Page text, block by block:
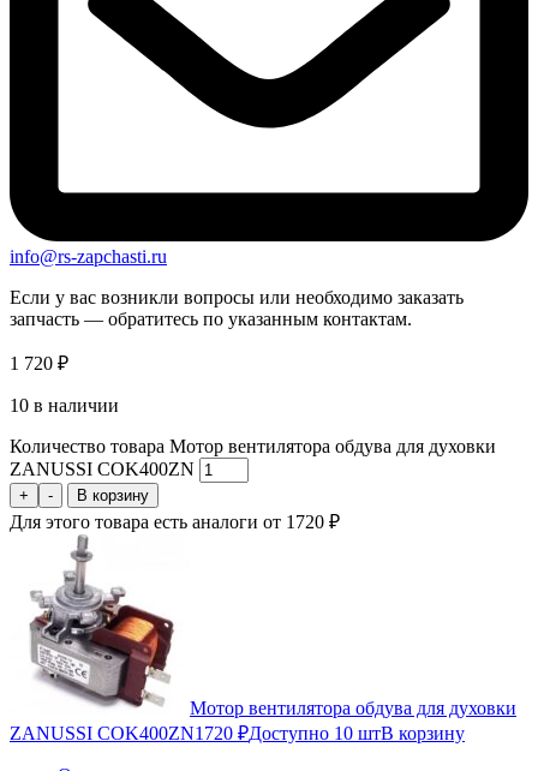
info@rs-zapchasti.ru
Если у вас возникли вопросы или необходимо заказать
запчасть — обратитесь по указанным контактам.
1 720 ₽
10 в наличии
Количество товара Мотор вентилятора обдува для духовки
ZANUSSI COK400ZN
+ - В корзину
Для этого товара есть аналоги от 1720 ₽
Мотор вентилятора обдува для духовки
ZANUSSI COK400ZN1720 ₽Доступно 10 штВ корзину